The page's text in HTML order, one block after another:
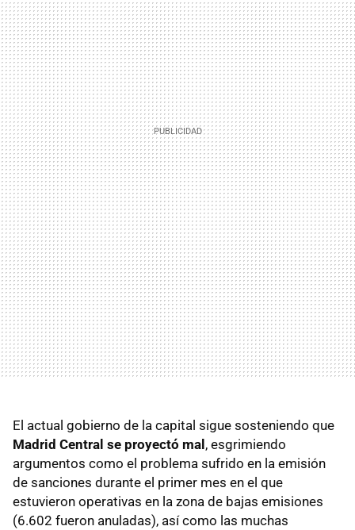
El actual gobierno de la capital sigue sosteniendo que
Madrid Central se proyectó mal , esgrimiendo
argumentos como el problema sufrido en la emisión
de sanciones durante el primer mes en el que
estuvieron operativas en la zona de bajas emisiones
(6.602 fueron anuladas), así como las muchas